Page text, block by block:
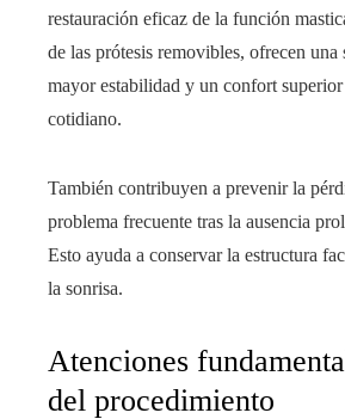
restauración eficaz de la función
de las prótesis removibles, ofrecen una
mayor estabilidad y un confort
cotidiano.
También contribuyen a prevenir la
problema frecuente tras la ausencia
Esto ayuda a conservar la estructura
la sonrisa.
Atenciones
del procedimiento